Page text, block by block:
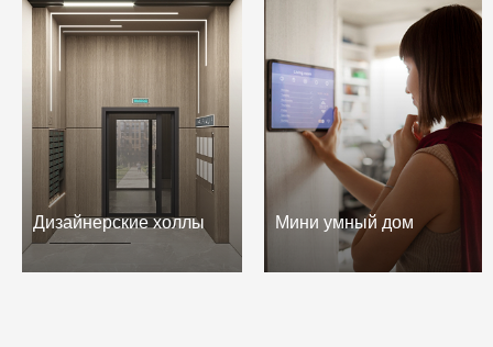
Дизайнерские холлы Мини умный дом